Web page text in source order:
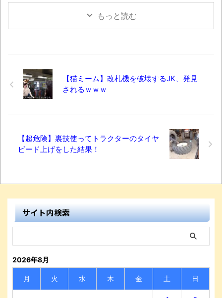
もっと読む
【猫ミーム】改札機を破壊するJK、発見
されるｗｗｗ
【超危険】裏技使ってトラクターのタイヤ
ビード上げをした結果！
サイト内検索
2026年8月
月 火 水 木 金 土 日